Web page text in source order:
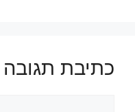
כתיבת תגובה